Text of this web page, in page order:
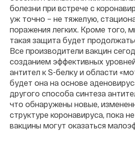
болезни при встрече с
уж точно – не тяжелую,
поражения легких. Кроме того,
такая защита будет
Все производители вакцин
созданием эффективных
антител к S-белку и области
будет она на основе
другого способа синтеза
что обнаружены новые,
структуре коронавируса, пока
вакцины могут оказаться